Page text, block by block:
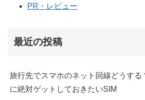
PR・レビュー
最近の投稿
旅行先でスマホのネット回線どうする
に絶対ゲットしておきたいSIM